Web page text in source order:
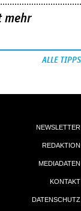
mehr
ALLE TIPPS
NEWSLETTER
REDAKTION
MEDIADATEN
KONTAKT
DATENSCHUTZ